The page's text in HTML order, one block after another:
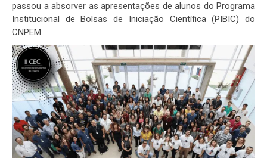
passou a absorver as apresentações de alunos do Programa
Institucional de Bolsas de Iniciação Científica (PIBIC) do
CNPEM.